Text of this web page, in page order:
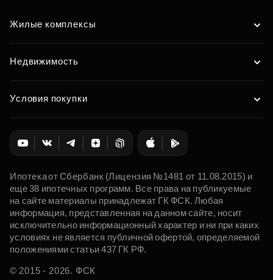
Жилые комплексы
Недвижимость
Условия покупки
Ипотека от Сбербанк (Лицензия №1481 от 11.08.2015) и
еще 38 ипотечных программ. Все права на публикуемые
на сайте материалы принадлежат ГК ФСК. Любая
информация, представленная на данном сайте, носит
исключительно информационный характер и ни при каких
условиях не является публичной офертой, определяемой
положениями статьи 437 ГК РФ.
© 2015 - 2026. ФСК